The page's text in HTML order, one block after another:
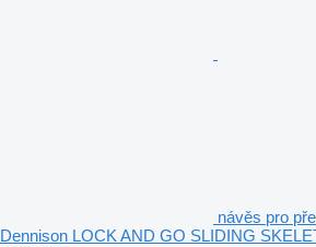
návěs pro
Dennison LOCK AND GO SLIDING